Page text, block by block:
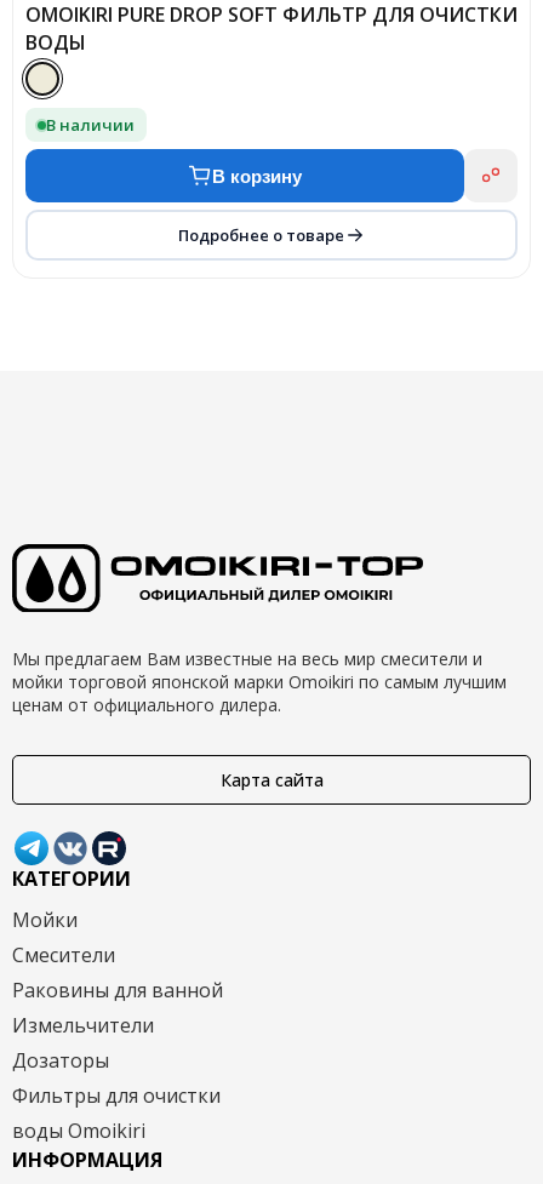
OMOIKIRI PURE DROP SOFT ФИЛЬТР ДЛЯ ОЧИСТКИ
ВОДЫ
В наличии
В корзину
Подробнее о товаре
Мы предлагаем Вам известные на весь мир смесители и
мойки торговой японской марки Omoikiri по самым лучшим
ценам от официального дилера.
Карта сайта
КАТЕГОРИИ
Мойки
Смесители
Раковины для ванной
Измельчители
Дозаторы
Фильтры для очистки
воды Omoikiri
ИНФОРМАЦИЯ